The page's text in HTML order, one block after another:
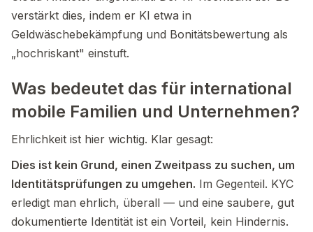
verstärkt dies, indem er KI etwa in
Geldwäschebekämpfung und Bonitätsbewertung als
„hochriskant" einstuft.
Was bedeutet das für international
mobile Familien und Unternehmen?
Ehrlichkeit ist hier wichtig. Klar gesagt:
Dies ist kein Grund, einen Zweitpass zu suchen, um
Identitätsprüfungen zu umgehen. Im Gegenteil. KYC
erledigt man ehrlich, überall — und eine saubere, gut
dokumentierte Identität ist ein Vorteil, kein Hindernis.